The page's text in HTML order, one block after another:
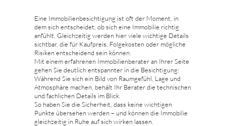
Eine Immobilienbesichtigung ist oft der Moment, in
dem sich entscheidet, ob sich eine Immobilie richtig
anfühlt. Gleichzeitig werden hier viele wichtige Details
sichtbar, die für Kaufpreis, Folgekosten oder mögliche
Risiken entscheidend sein können.
Mit einem erfahrenen Immobilienberater an Ihrer Seite
gehen Sie deutlich entspannter in die Besichtigung:
Während Sie sich ein Bild von Raumgefühl, Lage und
Atmosphäre machen, behält Ihr Berater die technischen
und fachlichen Details im Blick.
So haben Sie die Sicherheit, dass keine wichtigen
Punkte übersehen werden – und können die Immobilie
gleichzeitig in Ruhe auf sich wirken lassen.